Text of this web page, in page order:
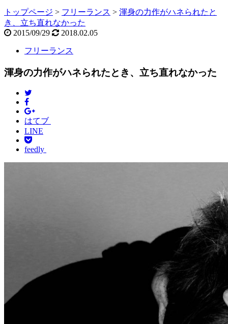
トップページ > フリーランス > 渾身の力作がハネられたと
き、立ち直れなかった
2015/09/29
2018.02.05
フリーランス
渾身の力作がハネられたとき、立ち直れなかった
はてブ
LINE
feedly